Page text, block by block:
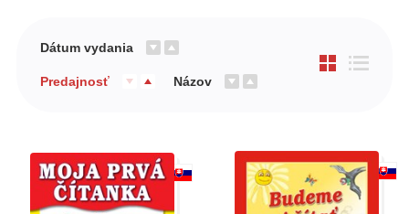
Dátum vydania
Predajnosť Názov